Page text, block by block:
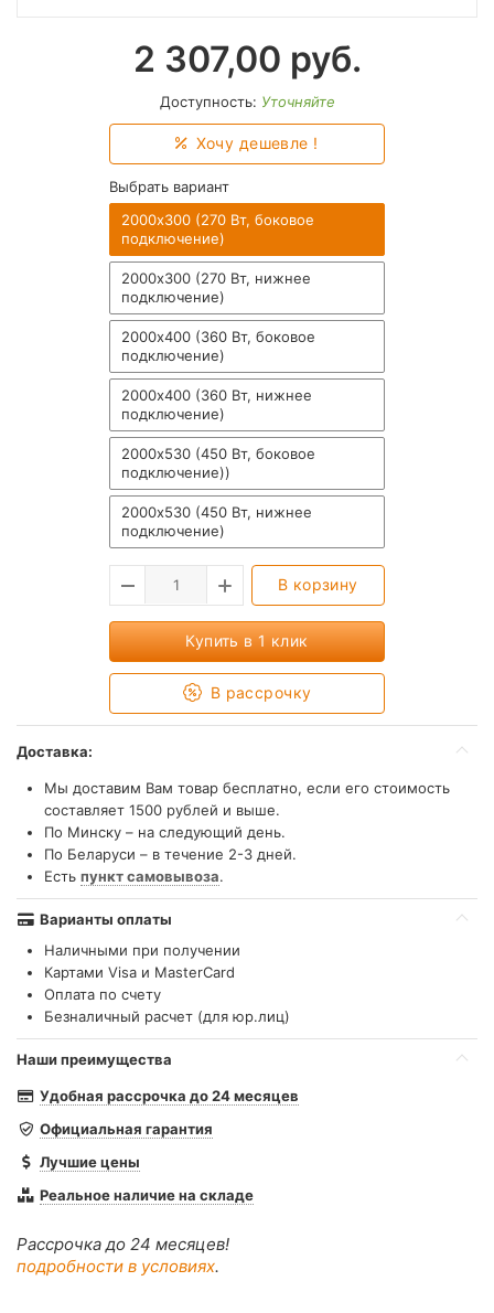
2 307,00 руб.
Доступность: Уточняйте
Хочу дешевле !
Выбрать вариант
2000х300 (270 Вт, боковое
подключение)
2000х300 (270 Вт, нижнее
подключение)
2000х400 (360 Вт, боковое
подключение)
2000х400 (360 Вт, нижнее
подключение)
2000х530 (450 Вт, боковое
подключение))
2000х530 (450 Вт, нижнее
подключение)
В корзину
Купить в 1 клик
В рассрочку
Доставка:
Мы доставим Вам товар бесплатно, если его стоимость
составляет 1500 рублей и выше.
По Минску – на следующий день.
По Беларуси – в течение 2-3 дней.
Есть пункт самовывоза.
Варианты оплаты
Наличными при получении
Картами Visa и MasterCard
Оплата по счету
Безналичный расчет (для юр.лиц)
Наши преимущества
Удобная рассрочка до 24 месяцев
Официальная гарантия
Лучшие цены
Реальное наличие на складе
Рассрочка до 24 месяцев!
подробности в условиях.